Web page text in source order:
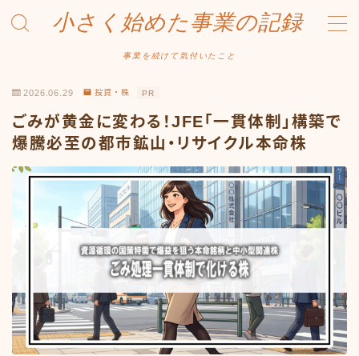
小さく始めた事業の記録
事業を続けて気付いたこと
Amazonせどり
トラブル事例
出品ノウハウ
フリマ物販
Yahoo出品
メルカリ販売
投資・株
2026.06.29 投資・株 PR
ごみが黄金に変わる！JFE「一貫体制」構築で
爆騰必至の都市鉱山・リサイクル本命株